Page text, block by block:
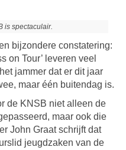
is spectaculair.
bijzondere constatering:
on Tour’ leveren veel
jammer dat er dit jaar
maar één buitendag is.
de KNSB niet alleen de
maar ook die
John Graat schrijft dat
jeugdzaken van de